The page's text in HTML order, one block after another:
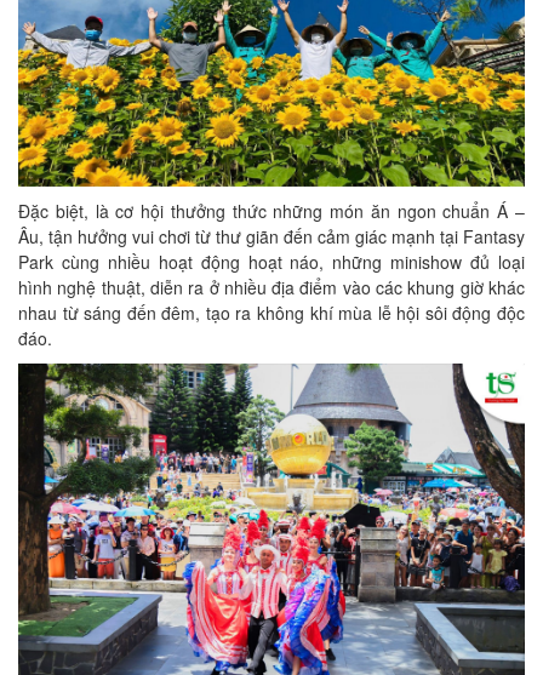
Đặc biệt, là cơ hội thưởng thức những món ăn ngon chuẩn Á –
Âu, tận hưởng vui chơi từ thư giãn đến cảm giác mạnh tại Fantasy
Park cùng nhiều hoạt động hoạt náo, những minishow đủ loại
hình nghệ thuật, diễn ra ở nhiều địa điểm vào các khung giờ khác
nhau từ sáng đến đêm, tạo ra không khí mùa lễ hội sôi động độc
đáo.